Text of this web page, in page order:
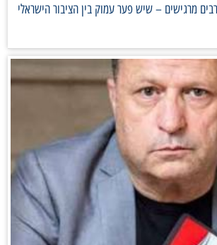
מרגישים – שיש פער עמוק בין הציבור הישראלי